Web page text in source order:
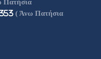
Πατήσια
( Άνω Πατήσια